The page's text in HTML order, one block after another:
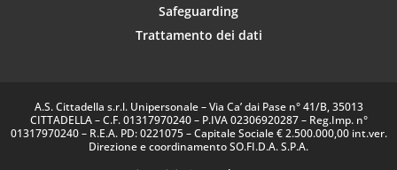
Safeguarding
Trattamento dei dati
A.S. Cittadella s.r.l. Unipersonale – Via Ca’ dai Pase n° 41/B, 35013
CITTADELLA – C.F. 01317970240 – P.IVA 02306920287 – Reg.Imp. n°
01317970240 – R.E.A. PD: 0221075 – Capitale Sociale € 2.500.000,00 int.ver.
Direzione e coordinamento SO.FI.D.A. S.P.A.